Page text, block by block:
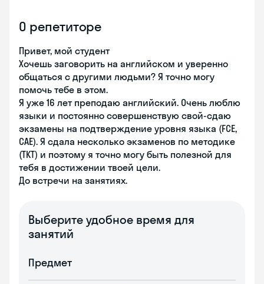
О репетиторе
Привет, мой студент
Хочешь заговорить на английском и уверенно
общаться с другими людьми? Я точно могу
помочь тебе в этом.
Я уже 16 лет преподаю английский. Очень люблю
языки и постоянно совершенствую свой-сдаю
экзамены на подтверждение уровня языка (FCE,
CAE). Я сдала несколько экзаменов по методике
(TKT) и поэтому я точно могу быть полезной для
тебя в достижении твоей цели.
До встречи на занятиях.
Выберите удобное время для
занятий
Предмет